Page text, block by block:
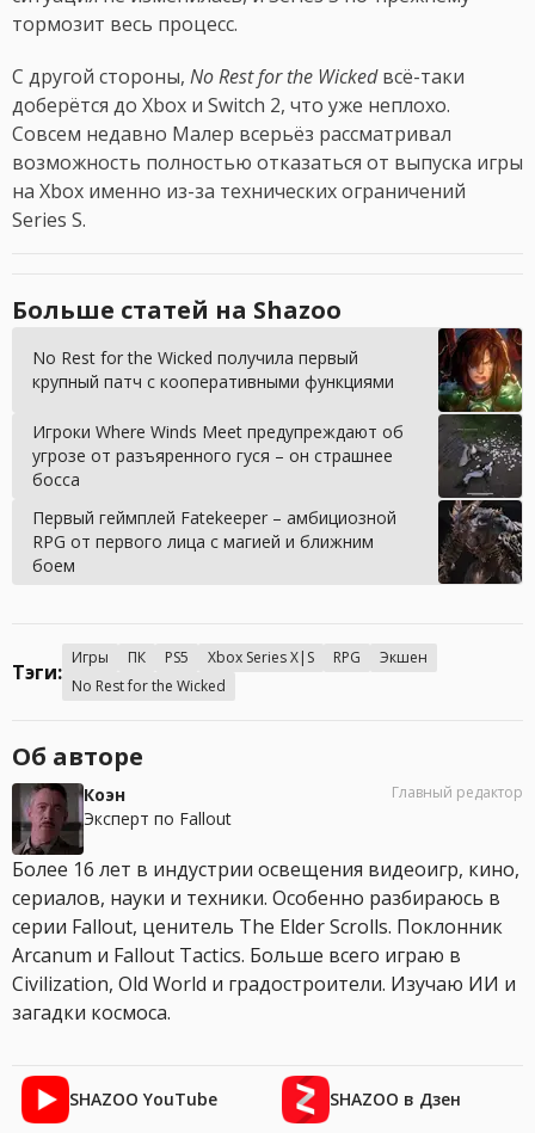
тормозит весь процесс.
С другой стороны, No Rest for the Wickedвсё-таки
доберётся до Xbox и Switch 2, что уже неплохо.
Совсем недавно Малер всерьёз рассматривал
возможность полностью отказаться от выпуска игры
на Xbox именно из-за технических ограничений
Series S.
Больше статей на Shazoo
No Rest for the Wicked получила первый
крупный патч с кооперативными функциями
Игроки Where Winds Meet предупреждают об
угрозе от разъяренного гуся – он страшнее
босса
Первый геймплей Fatekeeper – амбициозной
RPG от первого лица с магией и ближним
боем
Тэги:
Игры ПК PS5 Xbox Series X|S RPG
Экшен
No Rest for the Wicked
Об авторе
Коэн
Эксперт по Fallout
Главный редактор
Более 16 лет в индустрии освещения видеоигр, кино,
сериалов, науки и техники. Особенно разбираюсь в
серии Fallout, ценитель The Elder Scrolls. Поклонник
Arcanum и Fallout Tactics. Больше всего играю в
Civilization, Old World и градостроители. Изучаю ИИ и
загадки космоса.
SHAZOO YouTube SHAZOO в Дзен